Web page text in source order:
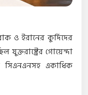
ও ইরানের কুর্দিদের
গোয়েন্দা
সিএনএনসহ একাধিক